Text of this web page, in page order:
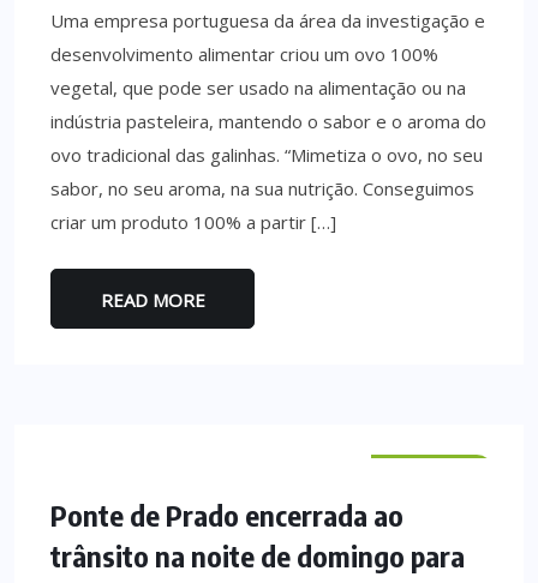
Uma empresa portuguesa da área da investigação e
desenvolvimento alimentar criou um ovo 100%
vegetal, que pode ser usado na alimentação ou na
indústria pasteleira, mantendo o sabor e o aroma do
ovo tradicional das galinhas. “Mimetiza o ovo, no seu
sabor, no seu aroma, na sua nutrição. Conseguimos
criar um produto 100% a partir […]
READ MORE
Ponte de Prado encerrada ao
trânsito na noite de domingo para